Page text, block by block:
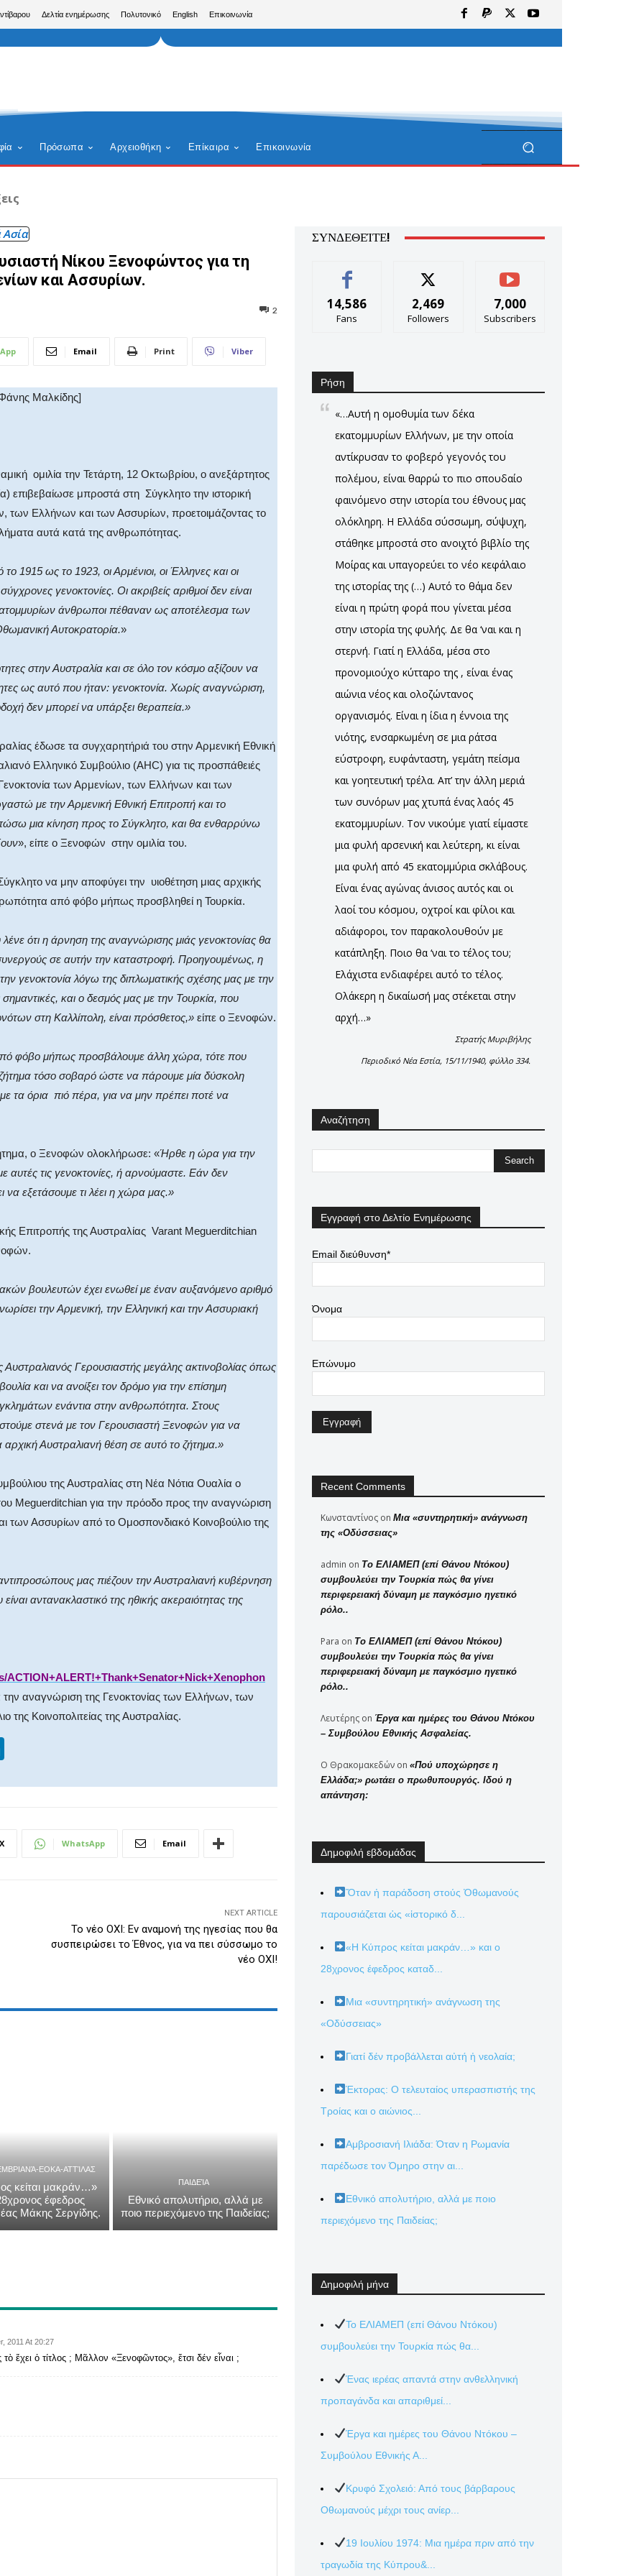
Δελτία ενημέρωσης Πολυτονικό English Επικοινωνία
Πρόσωπα Αρχειοθήκη Επίκαιρα Επικοινωνία
Νίκου Ξενοφώντος για τη
και Ασσυρίων.
2
Email Print Viber
Μαλκίδης]
ομιλία την Τετάρτη, 12 Οκτωβρίου, ο ανεξάρτητος
επιβεβαίωσε μπροστά στη Σύγκλητο την ιστορική
των Ελλήνων και των Ασσυρίων, προετοιμάζοντας το
αυτά κατά της ανθρωπότητας.
το 1915 ως το 1923, οι Αρμένιοι, οι Έλληνες και οι
γενοκτονίες. Οι ακριβείς αριθμοί δεν είναι
άνθρωποι πέθαναν ως αποτέλεσμα των
Αυτοκρατορία.»
στην Αυστραλία και σε όλο τον κόσμο αξίζουν να
ως αυτό που ήταν: γενοκτονία. Χωρίς αναγνώριση,
δεν μπορεί να υπάρξει θεραπεία.»
έδωσε τα συγχαρητήριά του στην Αρμενική Εθνική
Ελληνικό Συμβούλιο (AHC) για τις προσπάθειές
των Αρμενίων, των Ελλήνων και των
με την Αρμενική Εθνική Επιτροπή και το
μια κίνηση προς το Σύγκλητο, και θα ενθαρρύνω
», είπε ο Ξενοφών στην ομιλία του.
να μην αποφύγει την υιοθέτηση μιας αρχικής
από φόβο μήπως προσβληθεί η Τουρκία.
ότι η άρνηση της αναγνώρισης μιάς γενοκτονίας θα
σε αυτήν την καταστροφή. Προηγουμένως, η
γενοκτονία λόγω της διπλωματικής σχέσης μας με την
σημαντικές, και ο δεσμός μας με την Τουρκία, που
στη Καλλίπολη, είναι πρόσθετος,» είπε ο Ξενοφών.
φόβο μήπως προσβάλουμε άλλη χώρα, τότε που
τόσο σοβαρό ώστε να πάρουμε μία δύσκολη
τα όρια πιό πέρα, για να μην πρέπει ποτέ να
ο Ξενοφών ολοκλήρωσε: «Ήρθε η ώρα για την
τις γενοκτονίες, ή αρνούμαστε. Εάν δεν
να εξετάσουμε τι λέει η χώρα μας.»
Επιτροπής της Αυστραλίας Varant Meguerditchian
βουλευτών έχει ενωθεί με έναν αυξανόμενο αριθμό
την Αρμενική, την Ελληνική και την Ασσυριακή
Αυστραλιανός Γερουσιαστής μεγάλης ακτινοβολίας όπως
και να ανοίξει τον δρόμο για την επίσημη
ενάντια στην ανθρωπότητα. Στους
στενά με τον Γερουσιαστή Ξενοφών για να
αρχική Αυστραλιανή θέση σε αυτό το ζήτημα.»
της Αυστραλίας στη Νέα Νότια Ουαλία ο
Meguerditchian για την πρόοδο προς την αναγνώριση
των Ασσυρίων από το Ομοσπονδιακό Κοινοβούλιο της
μας πιέζουν την Αυστραλιανή κυβέρνηση
αντανακλαστικό της ηθικής ακεραιότητας της
/ACTION+ALERT!+Thank+Senator+Nick+Xenophon
την αναγνώριση της Γενοκτονίας των Ελλήνων, των
Κοινοπολιτείας της Αυστραλίας.
k
X WhatsApp Email
NEXT ARTICLE
Το νέο ΟΧΙ: Εν αναμονή της ηγεσίας που θα
συσπειρώσει το Έθνος, για να πει σύσσωμο το
νέο ΟΧΙ!
ΕΟΚΑ-ΑΤΤΊΛΑΣ
κείται μακράν…»
έφεδρος
Μάκης Σεργίδης.
ΠΑΙΔΕΊΑ
Εθνικό απολυτήριο, αλλά με
ποιο περιεχόμενο της Παιδείας;
2011 At 20:27
ἔχει ὁ τίτλος ; Μᾶλλον «Ξενοφῶντος», ἔτσι δέν εἶναι ;
ΣΥΝΔΕΘΕΊΤΕ!
14,586
Fans
2,469
Followers
7,000
Subscribers
Ρήση
«…Αυτή η ομοθυμία των δέκα
εκατομμυρίων Ελλήνων, με την οποία
αντίκρυσαν το φοβερό γεγονός του
πολέμου, είναι θαρρώ το πιο σπουδαίο
φαινόμενο στην ιστορία του έθνους μας
ολόκληρη. Η Ελλάδα σύσσωμη, σύψυχη,
στάθηκε μπροστά στο ανοιχτό βιβλίο της
Μοίρας και υπαγορεύει το νέο κεφάλαιο
της ιστορίας της (…) Αυτό το θάμα δεν
είναι η πρώτη φορά που γίνεται μέσα
στην ιστορία της φυλής. Δε θα ‘ναι και η
στερνή. Γιατί η Ελλάδα, μέσα στο
προνομιούχο κύτταρο της , είναι ένας
αιώνια νέος και ολοζώντανος
οργανισμός. Είναι η ίδια η έννοια της
νιότης, ενσαρκωμένη σε μια ράτσα
εύστροφη, ευφάνταστη, γεμάτη πείσμα
και γοητευτική τρέλα. Απ’ την άλλη μεριά
των συνόρων μας χτυπά ένας λαός 45
εκατομμυρίων. Τον νικούμε γιατί είμαστε
μια φυλή αρσενική και λεύτερη, κι είναι
μια φυλή από 45 εκατομμύρια σκλάβους.
Είναι ένας αγώνας άνισος αυτός και οι
λαοί του κόσμου, οχτροί και φίλοι και
αδιάφοροι, τον παρακολουθούν με
κατάπληξη. Ποιο θα ‘ναι το τέλος του;
Ελάχιστα ενδιαφέρει αυτό το τέλος.
Ολάκερη η δικαίωσή μας στέκεται στην
αρχή…»
Στρατής Μυριβήλης
Περιοδικό Νέα Εστία, 15/11/1940, φύλλο 334.
Αναζήτηση
Εγγραφή στο Δελτίο Ενημέρωσης
Email διεύθυνση*
Όνομα
Επώνυμο
Recent Comments
Κωνσταντίνος on Μια «συντηρητική» ανάγνωση
της «Οδύσσειας»
admin on Το ΕΛΙΑΜΕΠ (επί Θάνου Ντόκου)
συμβουλεύει την Τουρκία πώς θα γίνει
περιφερειακή δύναμη με παγκόσμιο ηγετικό
ρόλο..
Para on Το ΕΛΙΑΜΕΠ (επί Θάνου Ντόκου)
συμβουλεύει την Τουρκία πώς θα γίνει
περιφερειακή δύναμη με παγκόσμιο ηγετικό
ρόλο..
Λευτέρης on Έργα και ημέρες του Θάνου Ντόκου
– Συμβούλου Εθνικής Ασφαλείας.
Ο Θρακομακεδών on «Πού υποχώρησε η
Ελλάδα;» ρωτάει ο πρωθυπουργός. Ιδού η
απάντηση:
Δημοφιλή εβδομάδας
Ὅταν ἡ παράδοση στούς Ὀθωμανούς
παρουσιάζεται ὡς «ἱστορικό δ...
«Η Κύπρος κείται μακράν…» και ο
28χρονος έφεδρος καταδ...
Μια «συντηρητική» ανάγνωση της
«Οδύσσειας»
Γιατί δέν προβάλλεται αὐτή ἡ νεολαία;
Έκτορας: Ο τελευταίος υπερασπιστής της
Τροίας και ο αιώνιος...
Αμβροσιανή Ιλιάδα: Όταν η Ρωμανία
παρέδωσε τον Όμηρο στην αι...
Εθνικό απολυτήριο, αλλά με ποιο
περιεχόμενο της Παιδείας;
Δημοφιλή μήνα
Το ΕΛΙΑΜΕΠ (επί Θάνου Ντόκου)
συμβουλεύει την Τουρκία πώς θα...
Ένας ιερέας απαντά στην ανθελληνική
προπαγάνδα και απαριθμεί...
Έργα και ημέρες του Θάνου Ντόκου –
Συμβούλου Εθνικής Α...
Κρυφό Σχολειό: Από τους βάρβαρους
Οθωμανούς μέχρι τους ανίερ...
19 Ιουλίου 1974: Μια ημέρα πριν από την
τραγωδία της Κύπρου&...